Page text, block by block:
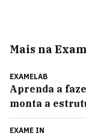
Mais na
EXAMELAB
Aprenda a
monta a
EXAME IN